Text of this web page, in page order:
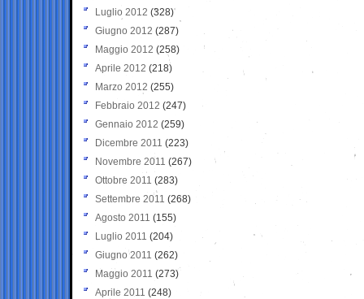
Luglio 2012 (328)
Giugno 2012 (287)
Maggio 2012 (258)
Aprile 2012 (218)
Marzo 2012 (255)
Febbraio 2012 (247)
Gennaio 2012 (259)
Dicembre 2011 (223)
Novembre 2011 (267)
Ottobre 2011 (283)
Settembre 2011 (268)
Agosto 2011 (155)
Luglio 2011 (204)
Giugno 2011 (262)
Maggio 2011 (273)
Aprile 2011 (248)